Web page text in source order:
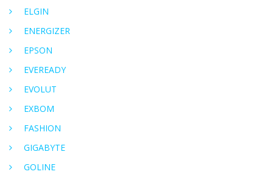
ELGIN
ENERGIZER
EPSON
EVEREADY
EVOLUT
EXBOM
FASHION
GIGABYTE
GOLINE